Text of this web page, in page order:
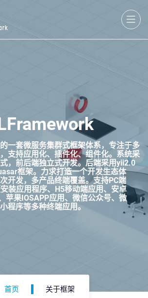
一套微服务集群式框架体系，专注于多
支持应用化、插件化、组件化。系统采
，前后端独立式开发。后端采用yii2.0
框架。力求打造一个开发生态体
开发，多产品终端覆盖。支持PC端
装应用程序、H5移动端应用、安卓
苹果IOSAPP应用、微信公众号、微
程序等多种终端应用。
首页 关于框架